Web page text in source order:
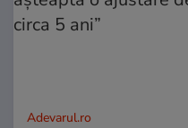
Adevarul.ro